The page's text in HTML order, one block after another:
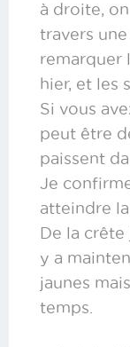
à droite,
travers
remarquer
hier, et les
Si vous
peut être
paissent
Je
atteindre la
De la crête
y a
jaunes
temps.